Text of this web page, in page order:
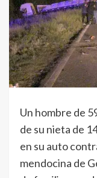
Un hombre de
de su nieta de
en su auto
mendocina de